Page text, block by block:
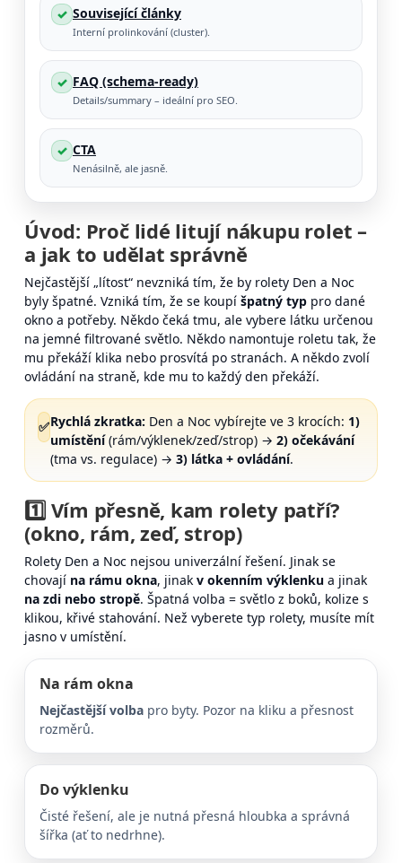
✓ Související články
Interní prolinkování (cluster).
✓ FAQ (schema-ready)
Details/summary – ideální pro SEO.
✓ CTA
Nenásilně, ale jasně.
Úvod: Proč lidé litují nákupu rolet –
a jak to udělat správně
Nejčastější „lítost“ nevzniká tím, že by rolety Den a Noc
byly špatné. Vzniká tím, že se koupí špatný typ pro dané
okno a potřeby. Někdo čeká tmu, ale vybere látku určenou
na jemné filtrované světlo. Někdo namontuje roletu tak, že
mu překáží klika nebo prosvítá po stranách. A někdo zvolí
ovládání na straně, kde mu to každý den překáží.
✅Rychlá zkratka: Den a Noc vybírejte ve 3 krocích: 1)
umístění(rám/výklenek/zeď/strop) → 2) očekávání
(tma vs. regulace) → 3) látka + ovládání.
1️⃣ Vím přesně, kam rolety patří?
(okno, rám, zeď, strop)
Rolety Den a Noc nejsou univerzální řešení. Jinak se
chovají na rámu okna, jinak v okenním výklenku a jinak
na zdi nebo stropě. Špatná volba = světlo z boků, kolize s
klikou, křivé stahování. Než vyberete typ rolety, musíte mít
jasno v umístění.
Na rám okna
Nejčastější volba pro byty. Pozor na kliku a přesnost
rozměrů.
Do výklenku
Čisté řešení, ale je nutná přesná hloubka a správná
šířka (ať to nedrhne).